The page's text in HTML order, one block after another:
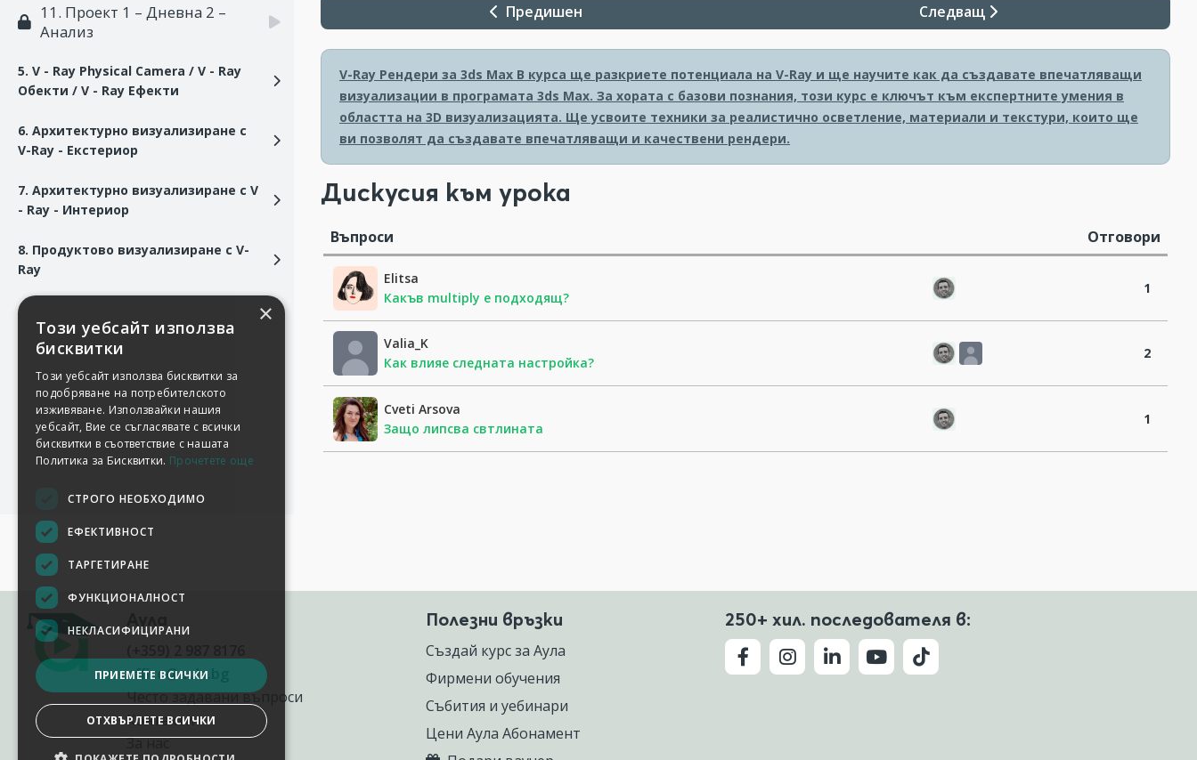
11. Проект 1 – Дневна 2 –
Анализ
5. V - Ray Physical Camera / V - Ray
Обекти / V - Ray Ефекти
6. Архитектурно визуализиране с
V-Ray - Екстериор
7. Архитектурно визуализиране с V
- Ray - Интериор
8. Продуктово визуализиране с V-
Ray
Предишен Следващ
V-Ray Рендери за 3ds Max В курса ще разкриете потенциала на V-Ray и ще научите как да създавате впечатляващи
визуализации в програмата 3ds Max. За хората с базови познания, този курс е ключът към експертните умения в
областта на 3D визуализацията. Ще усвоите техники за реалистично осветление, материали и текстури, които ще
ви позволят да създавате впечатляващи и качествени рендери.
Дискусия към урока
Въпроси Отговори
Elitsa
Какъв multiply е подходящ?
1
Valia_K
Как влияе следната настройка?
2
Cveti Arsova
Защо липсва свтлината
1
office@aula.bg
Често задавани въпроси
Контакти
За нас
Полезни връзки
Създай курс за Аула
Фирмени обучения
Събития и уебинари
Цени Аула Абонамент
250+ хил. последователя в:
×
Този уебсайт използва
бисквитки
Този уебсайт използва бисквитки за
подобряване на потребителското
изживяване. Използвайки нашия
уебсайт, Вие се съгласявате с всички
бисквитки в съответствие с нашата
Политика за Бисквитки. Прочетете още
СТРОГО НЕОБХОДИМО
ЕФЕКТИВНОСТ
ТАРГЕТИРАНЕ
ФУНКЦИОНАЛНОСТ
НЕКЛАСИФИЦИРАНИ
ПРИЕМЕТЕ ВСИЧКИ
ОТХВЪРЛЕТЕ ВСИЧКИ